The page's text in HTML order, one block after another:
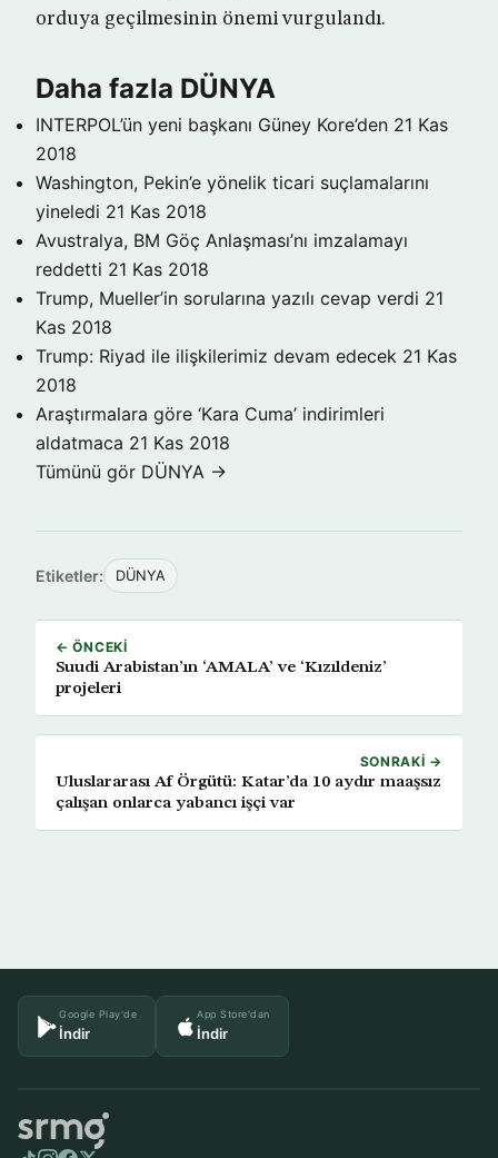
orduya geçilmesinin önemi vurgulandı.
Daha fazla DÜNYA
INTERPOL’ün yeni başkanı Güney Kore’den 21 Kas
2018
Washington, Pekin’e yönelik ticari suçlamalarını
yineledi 21 Kas 2018
Avustralya, BM Göç Anlaşması’nı imzalamayı
reddetti 21 Kas 2018
Trump, Mueller’in sorularına yazılı cevap verdi 21
Kas 2018
Trump: Riyad ile ilişkilerimiz devam edecek 21 Kas
2018
Araştırmalara göre ‘Kara Cuma’ indirimleri
aldatmaca 21 Kas 2018
Tümünü gör DÜNYA →
Etiketler: DÜNYA
← ÖNCEKI
Suudi Arabistan’ın ‘AMALA’ ve ‘Kızıldeniz’
projeleri
SONRAKI →
Uluslararası Af Örgütü: Katar’da 10 aydır maaşsız
çalışan onlarca yabancı işçi var
Google Play'de
İndir
App Store'dan
İndir